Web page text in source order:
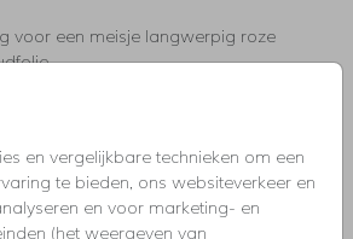
en vergelijkbare technieken om een
te bieden, ons websiteverkeer en
en voor marketing- en
(het weergeven van
voor een meisje langwerpig roze
doopfeest, babyshower,
high tea, housewarming, jubileum,
the dat, tuinfeest, BBQ of verjaardag.